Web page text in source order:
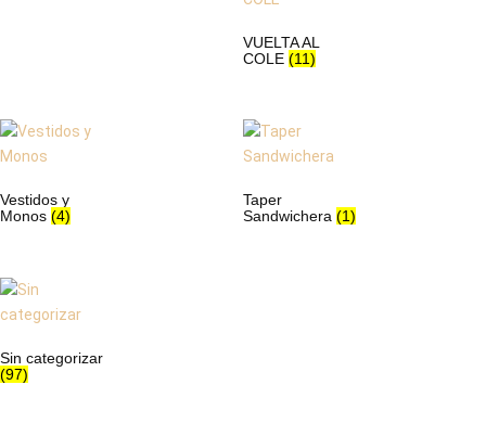
VUELTA AL
COLE (11)
Vestidos y
Monos (4)
Taper
Sandwichera (1)
Sin categorizar
(97)